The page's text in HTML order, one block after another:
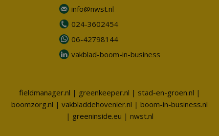
info@nwst.nl
024-3602454
06-42798144
vakblad-boom-in-business
fieldmanager.nl | greenkeeper.nl | stad-en-groen.nl |
boomzorg.nl | vakbladdehovenier.nl | boom-in-business.nl
| greeninside.eu | nwst.nl